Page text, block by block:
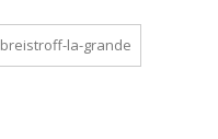
breistroff-la-grande